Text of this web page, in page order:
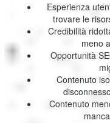
Esperienza
trovare le
Credibilità
meno
Opportunità
Contenuto
Contenuto